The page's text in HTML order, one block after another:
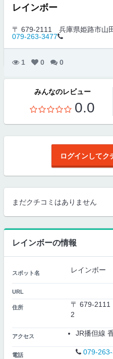
レインボー
〒 679-2111
兵庫県姫路市山
079-263-3477
1 0 0
みんなのレビュー
0.0
ログインしてク
まだクチコミはありません
レインボーの情報
スポット名 レインボー
URL
住所
〒 679-
2
アクセス JR播但線
電話 079-